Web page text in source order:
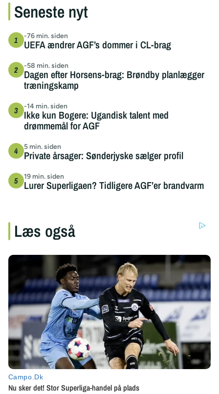
Seneste nyt
-76 min. siden
UEFA ændrer AGF’s dommer i CL-brag
-58 min. siden
Dagen efter Horsens-brag: Brøndby planlægger
træningskamp
-14 min. siden
Ikke kun Bogere: Ugandisk talent med
drømmemål for AGF
5 min. siden
Private årsager: Sønderjyske sælger profil
19 min. siden
Lurer Superligaen? Tidligere AGF’er brandvarm